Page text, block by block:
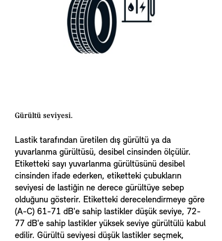
Gürültü seviyesi.
Lastik tarafından üretilen dış gürültü ya da
yuvarlanma gürültüsü, desibel cinsinden ölçülür.
Etiketteki sayı yuvarlanma gürültüsünü desibel
cinsinden ifade ederken, etiketteki çubukların
seviyesi de lastiğin ne derece gürültüye sebep
olduğunu gösterir. Etiketteki derecelendirmeye göre
(A-C) 61-71 dB'e sahip lastikler düşük seviye, 72-
77 dB'e sahip lastikler yüksek seviye gürültülü kabul
edilir. Gürültü seviyesi düşük lastikler seçmek,